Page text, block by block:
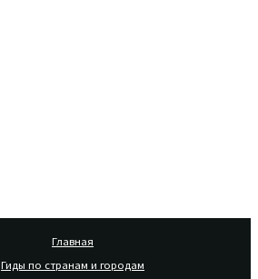
Главная
Гиды по странам и городам